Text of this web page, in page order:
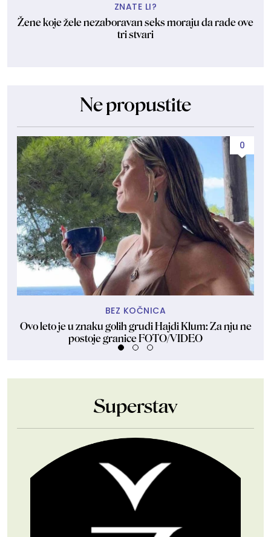
ZNATE LI?
Žene koje žele nezaboravan seks moraju da rade ove
tri stvari
Ne propustite
0
BEZ KOČNICA
Ovo leto je u znaku golih grudi Hajdi Klum: Za nju ne
postoje granice FOTO/VIDEO
Superstav